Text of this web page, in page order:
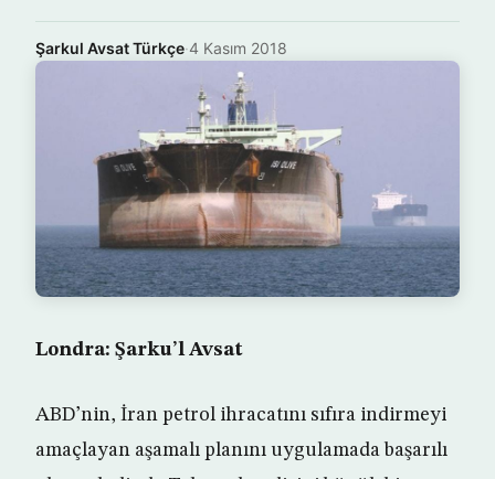
Şarkul Avsat Türkçe·4 Kasım 2018
Londra: Şarku’l Avsat
ABD’nin, İran petrol ihracatını sıfıra indirmeyi
amaçlayan aşamalı planını uygulamada başarılı